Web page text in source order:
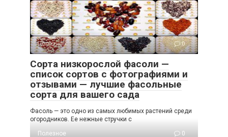
Полезное 0
Сорта низкорослой фасоли —
список сортов с фотографиями и
отзывами — лучшие фасольные
сорта для вашего сада
Фасоль — это одно из самых любимых растений среди
огородников. Ее нежные стручки с
Полезное
0